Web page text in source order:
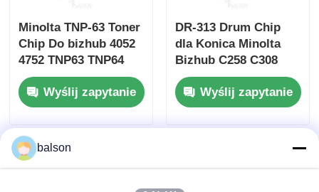
Minolta TNP-63 Toner
Chip Do bizhub 4052
4752 TNP63 TNP64
Wyślij zapytanie
DR-313 Drum Chip
dla Konica Minolta
Bizhub C258 C308
C368 C458 C558 C658
z 120K i 95K
Wydajność
Uniwersalny kolor
Wyślij zapytanie
balson